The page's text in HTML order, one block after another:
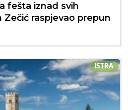
fešta iznad svih
Zečić raspjevao prepun
ISTRA